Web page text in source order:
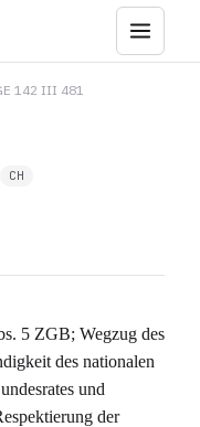
142 III 481
CH
5 ZGB; Wegzug des
des nationalen
und
der